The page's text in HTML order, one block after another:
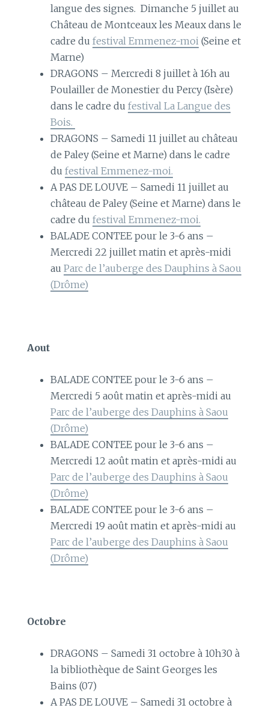
langue des signes. Dimanche 5 juillet au
Château de Montceaux les Meaux dans le
cadre du festival Emmenez-moi(Seine et
Marne)
DRAGONS – Mercredi 8 juillet à 16h au
Poulailler de Monestier du Percy (Isère)
dans le cadre du festival La Langue des
Bois.
DRAGONS – Samedi 11 juillet au château
de Paley (Seine et Marne) dans le cadre
du festival Emmenez-moi.
A PAS DE LOUVE – Samedi 11 juillet au
château de Paley (Seine et Marne) dans le
cadre du festival Emmenez-moi.
BALADE CONTEE pour le 3-6 ans –
Mercredi 22 juillet matin et après-midi
au Parc de l’auberge des Dauphins à Saou
(Drôme)
Aout
BALADE CONTEE pour le 3-6 ans –
Mercredi 5 août matin et après-midi au
Parc de l’auberge des Dauphins à Saou
(Drôme)
BALADE CONTEE pour le 3-6 ans –
Mercredi 12 août matin et après-midi au
Parc de l’auberge des Dauphins à Saou
(Drôme)
BALADE CONTEE pour le 3-6 ans –
Mercredi 19 août matin et après-midi au
Parc de l’auberge des Dauphins à Saou
(Drôme)
Octobre
DRAGONS – Samedi 31 octobre à 10h30 à
la bibliothèque de Saint Georges les
Bains (07)
A PAS DE LOUVE – Samedi 31 octobre à